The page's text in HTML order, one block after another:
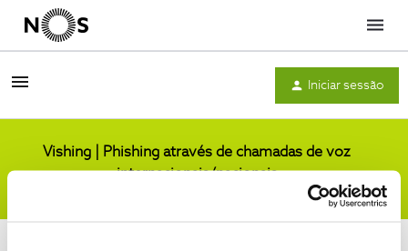
Menu
Iniciar sessão
Vishing | Phishing através de chamadas de voz
internacionais/nacionais